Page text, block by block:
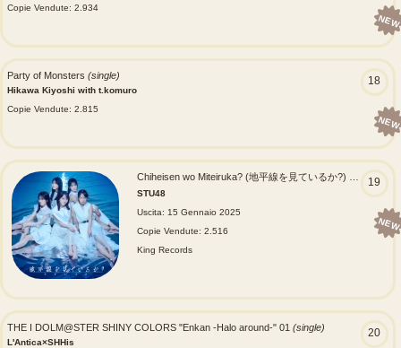
NEW
Copie Vendute: 2.934
18
NEW
Party of Monsters (single)
Hikawa Kiyoshi with t.komuro
Copie Vendute: 2.815
19
NEW
(single)
STU48
Uscita: 15 Gennaio 2025
Copie Vendute: 2.516
King Records
20
THE I DOLM@STER SHINY COLORS "Enkan -Halo around-" 01 (single)
L'Antica×SHHis